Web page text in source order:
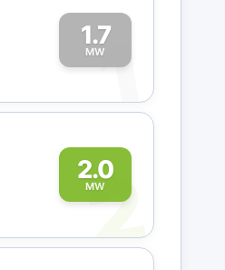
1.7
MW
1
2.0
MW
2